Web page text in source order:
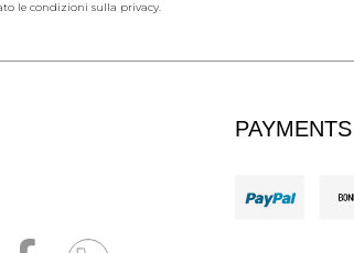
le condizioni sulla privacy.
PAYMENTS